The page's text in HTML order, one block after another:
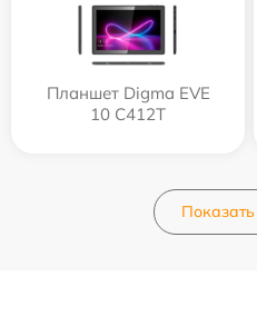
Планшет Digma EVE
10 C412T